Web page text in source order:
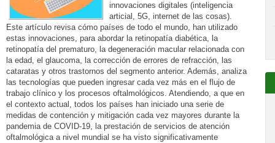
innovaciones digitales (inteligencia
articial, 5G, internet de las cosas).
Este artículo revisa cómo países de todo el mundo, han utilizado
estas innovaciones, para abordar la retinopatía diabética, la
retinopatía del prematuro, la degeneración macular relacionada con
la edad, el glaucoma, la corrección de errores de refracción, las
cataratas y otros trastornos del segmento anterior. Además, analiza
las tecnologías que pueden ingresar cada vez más en el flujo de
trabajo clínico y los procesos oftalmológicos. Atendiendo, a que en
el contexto actual, todos los países han iniciado una serie de
medidas de contención y mitigación cada vez mayores durante la
pandemia de COVID-19, la prestación de servicios de atención
oftalmológica a nivel mundial se ha visto significativamente